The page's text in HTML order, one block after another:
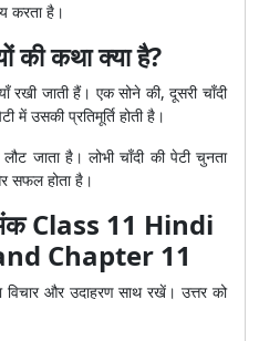
करता है।
की कथा क्या है?
रखी जाती हैं। एक सोने की, दूसरी चाँदी
उसकी प्रतिमूर्ति होती है।
जाता है। लोभी चाँदी की पेटी चुनता
सफल होता है।
अंक Class 11 Hindi
Chapter 11
और उदाहरण साथ रखें। उत्तर को